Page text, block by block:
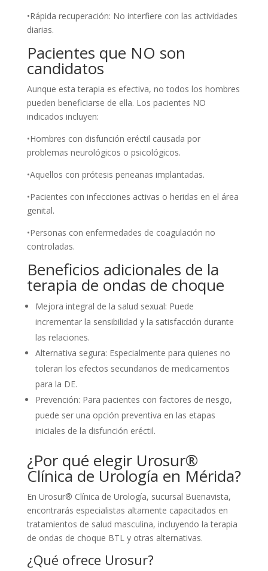
•Rápida recuperación: No interfiere con las actividades
diarias.
Pacientes que NO son
candidatos
Aunque esta terapia es efectiva, no todos los hombres
pueden beneficiarse de ella. Los pacientes NO
indicados incluyen:
•Hombres con disfunción eréctil causada por
problemas neurológicos o psicológicos.
•Aquellos con prótesis peneanas implantadas.
•Pacientes con infecciones activas o heridas en el área
genital.
•Personas con enfermedades de coagulación no
controladas.
Beneficios adicionales de la
terapia de ondas de choque
Mejora integral de la salud sexual: Puede
incrementar la sensibilidad y la satisfacción durante
las relaciones.
Alternativa segura: Especialmente para quienes no
toleran los efectos secundarios de medicamentos
para la DE.
Prevención: Para pacientes con factores de riesgo,
puede ser una opción preventiva en las etapas
iniciales de la disfunción eréctil.
¿Por qué elegir Urosur®
Clínica de Urología en Mérida?
En Urosur® Clínica de Urología, sucursal Buenavista,
encontrarás especialistas altamente capacitados en
tratamientos de salud masculina, incluyendo la terapia
de ondas de choque BTL y otras alternativas.
¿Qué ofrece Urosur?